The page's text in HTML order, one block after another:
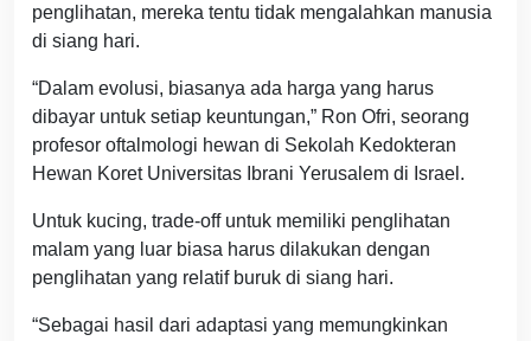
penglihatan, mereka tentu tidak mengalahkan manusia
di siang hari.
“Dalam evolusi, biasanya ada harga yang harus
dibayar untuk setiap keuntungan,” Ron Ofri, seorang
profesor oftalmologi hewan di Sekolah Kedokteran
Hewan Koret Universitas Ibrani Yerusalem di Israel.
Untuk kucing, trade-off untuk memiliki penglihatan
malam yang luar biasa harus dilakukan dengan
penglihatan yang relatif buruk di siang hari.
“Sebagai hasil dari adaptasi yang memungkinkan